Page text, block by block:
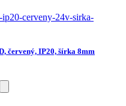
červený, IP20, šírka 8mm